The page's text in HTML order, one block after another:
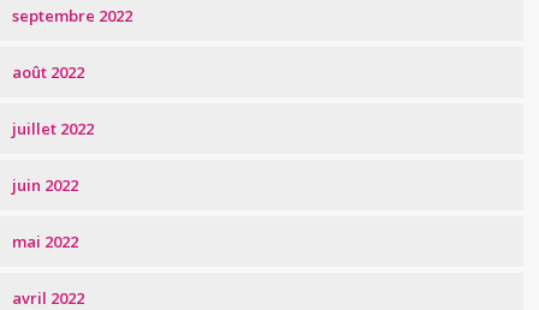
septembre 2022
août 2022
juillet 2022
juin 2022
mai 2022
avril 2022